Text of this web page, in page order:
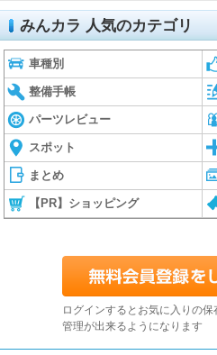
みんカラ 人気のカテゴリ
車種別
整備手帳
パーツレビュー
スポット
まとめ
【PR】ショッピング
ログインするとお気に入りの
管理が出来るようになります